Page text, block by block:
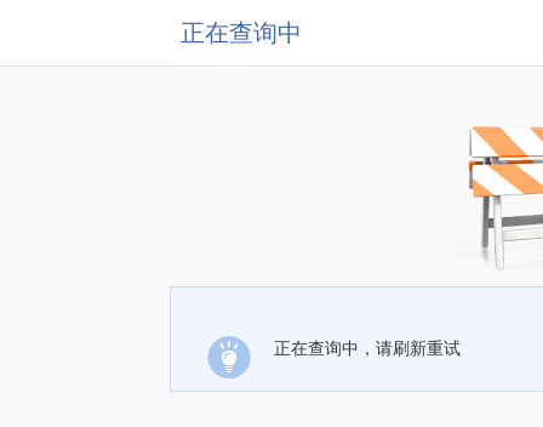
正在查询中
正在查询中，请刷新重试